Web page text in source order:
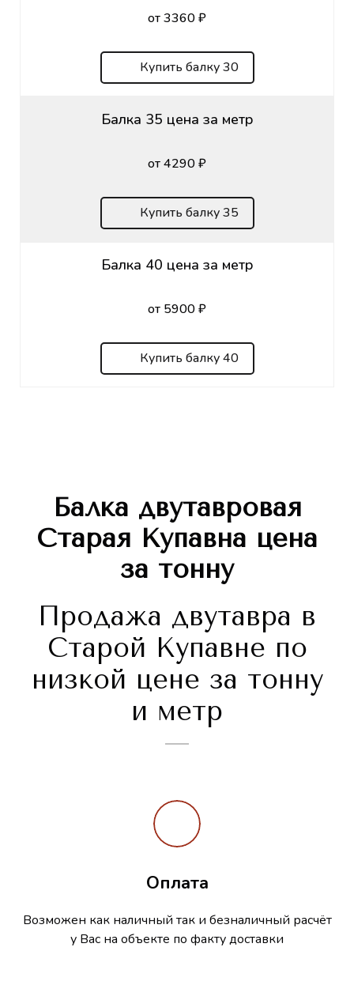
от 3360 ₽
Купить балку 30
Балка 35 цена за метр
от 4290 ₽
Купить балку 35
Балка 40 цена за метр
от 5900 ₽
Купить балку 40
Балка двутавровая
Старая Купавна цена
за тонну
Продажа двутавра в
Старой Купавне по
низкой цене за тонну
и метр
Оплата
Возможен как наличный так и безналичный расчёт
у Вас на объекте по факту доставки